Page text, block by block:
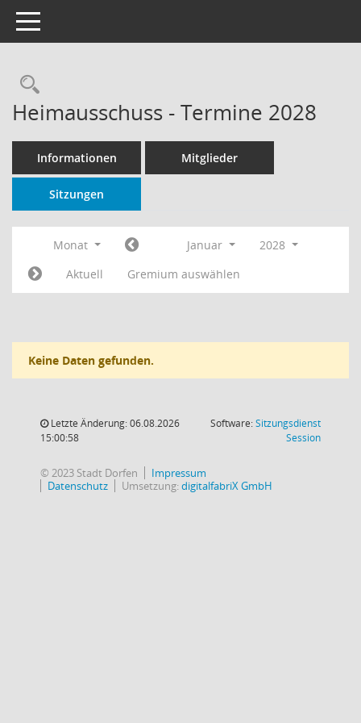
Toggle navigation
Rechercheauswahl
Heimausschuss - Termine 2028
Informationen Mitglieder
Sitzungen
Monat Januar
2028
Aktuell
Gremium auswählen
Keine Daten gefunden.
Letzte Änderung: 06.08.2026
15:00:58
Software:Sitzungsdienst
Session(Wird in
© 2023 Stadt Dorfen
Impressum
Datenschutz
Umsetzung:digitalfabriX GmbH